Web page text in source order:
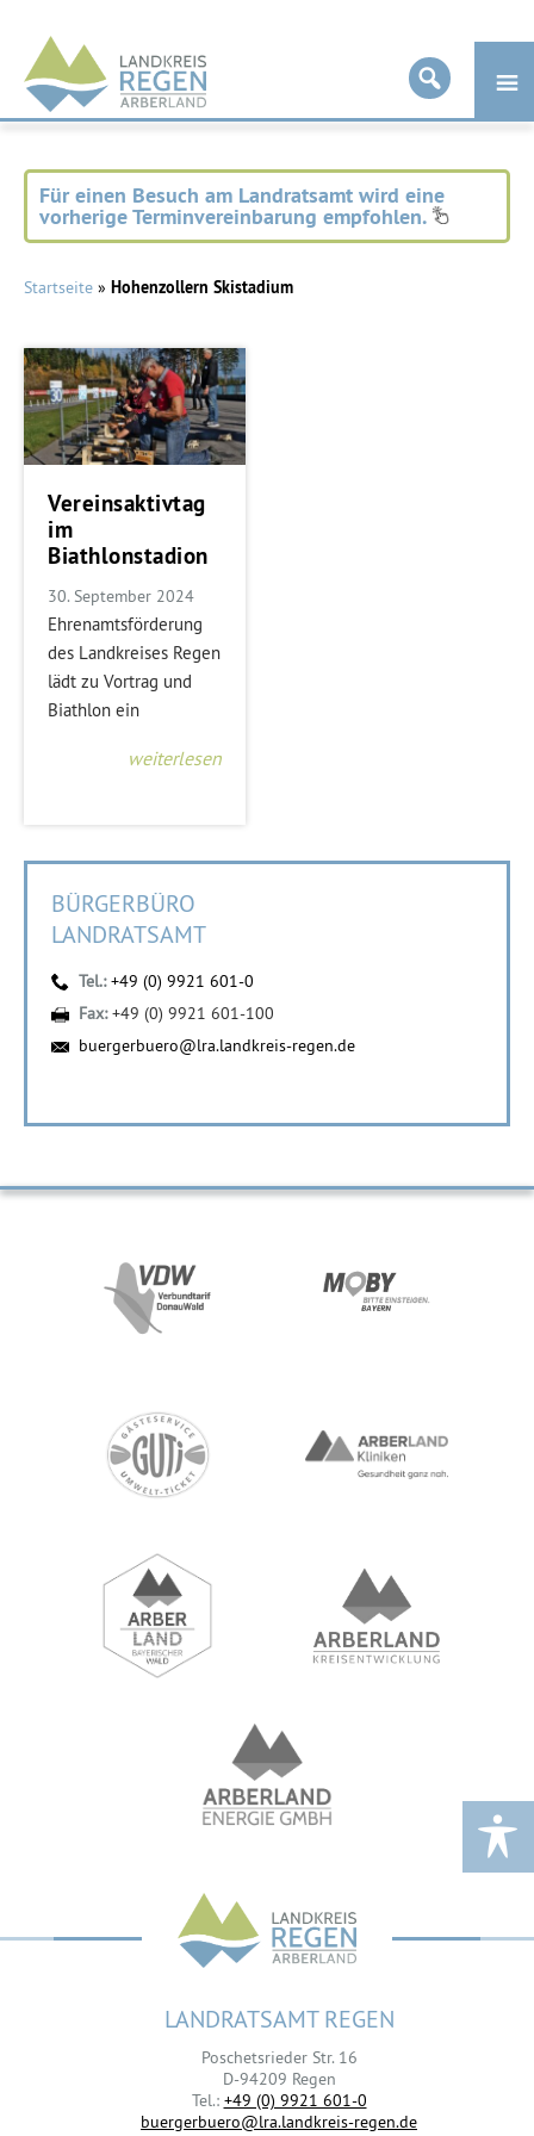
Landkreis
Regen
Für einen Besuch am Landratsamt wird eine
vorherige Terminvereinbarung empfohlen.
Startseite » Hohenzollern Skistadium
Vereinsaktivtag
im
Biathlonstadion
30. September 2024
Ehrenamtsförderung
des Landkreises Regen
lädt zu Vortrag und
Biathlon ein
weiterlesen
BÜRGERBÜRO
LANDRATSAMT
Tel.:+49 (0) 9921 601-0
Fax:+49 (0) 9921 601-100
buergerbuero@lra.landkreis-regen.de
LANDRATSAMT REGEN
Poschetsrieder Str. 16
D-94209 Regen
Tel.: +49 (0) 9921 601-0
buergerbuero@lra.landkreis-regen.de